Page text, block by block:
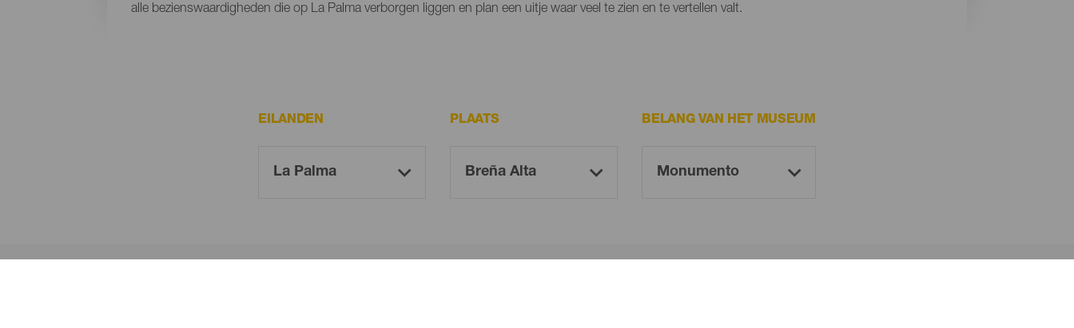
alle bezienswaardigheden die op La Palma verborgen liggen en plan een uitje waar veel te zien en te vertellen valt.
EILANDEN PLAATS BELANG VAN HET MUSEUM